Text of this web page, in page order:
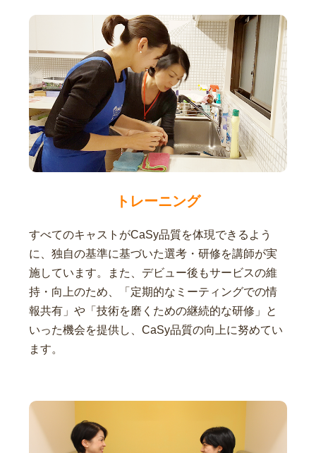
トレーニング
すべてのキャストがCaSy品質を体現できるよう
に、独自の基準に基づいた選考・研修を講師が実
施しています。また、デビュー後もサービスの維
持・向上のため、「定期的なミーティングでの情
報共有」や「技術を磨くための継続的な研修」と
いった機会を提供し、CaSy品質の向上に努めてい
ます。